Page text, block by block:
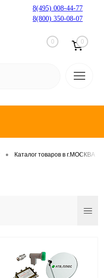
8(495) 008-44-77
8(800) 350-08-07
0 0
• Каталог товаров в г.МОСКВА